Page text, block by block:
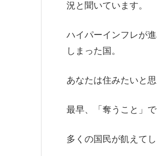
況と聞いています。
ハイパーインフレが
しまった国。
あなたは住みたいと
最早、「奪うこと」
多くの国民が飢えて